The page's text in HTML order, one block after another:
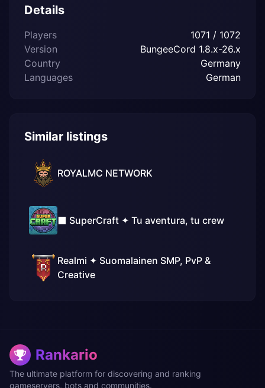
Details
Players
1071 / 1072
Version
BungeeCord 1.8.x-26.x
Country
Germany
Languages
German
Similar listings
ROYALMC NETWORK
⬛ SuperCraft ✦ Tu aventura, tu crew
Realmi ✦ Suomalainen SMP, PvP &
Creative
Rankario
The ultimate platform for discovering and ranking
gameservers, bots and communities.